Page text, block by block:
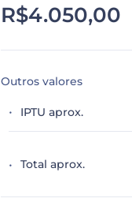
R$4.050,00
Outros valores
IPTU aprox.
Total aprox.